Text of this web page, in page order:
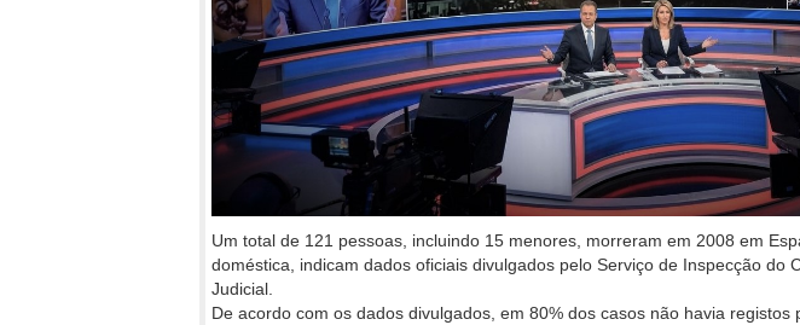
Um total de 121 pessoas, incluindo 15 menores, morreram em 2008 em
doméstica, indicam dados oficiais divulgados pelo Serviço de Inspecção do
Judicial.
De acordo com os dados divulgados, em 80% dos casos não havia registos